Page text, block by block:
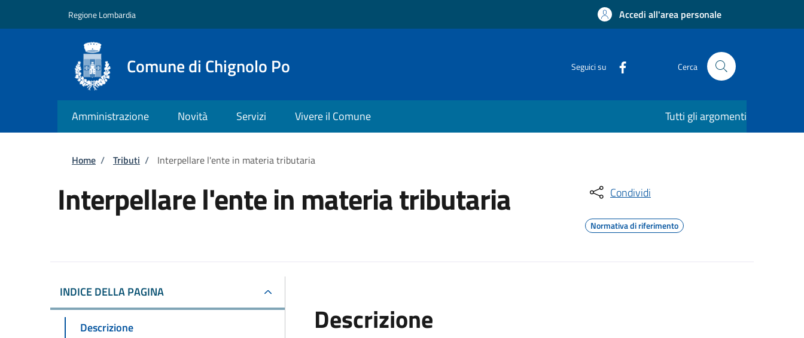
Regione Lombardia Accedi all'area personale
Comune di Chignolo Po Seguici su Cerca
Amministrazione Novità Servizi Vivere il Comune Tutti gli argomenti
Briciole di pane
Home / Tributi / Interpellare l'ente in materia tributaria
Interpellare l'ente in materia tributaria Condividi
Normativa di riferimento
INDICE DELLA PAGINA
Descrizione
Descrizione